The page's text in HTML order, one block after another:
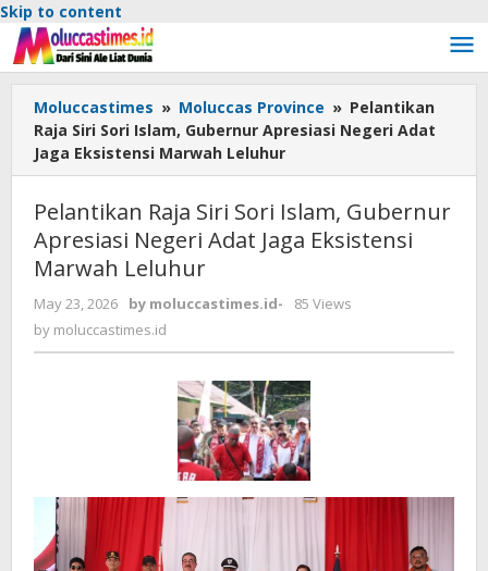
Skip to content
Moluccastimes » Moluccas Province » Pelantikan
Raja Siri Sori Islam, Gubernur Apresiasi Negeri Adat
Jaga Eksistensi Marwah Leluhur
Pelantikan Raja Siri Sori Islam, Gubernur
Apresiasi Negeri Adat Jaga Eksistensi
Marwah Leluhur
May 23, 2026 by moluccastimes.id-
85 Views
by moluccastimes.id